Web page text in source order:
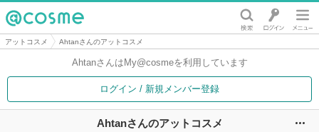
@cosme
アットコスメ Ahtanさんのアットコスメ
Ahtanさんは My@cosmeを利用しています
ログイン / 新規メンバー登録
Ahtanさんのアットコスメ